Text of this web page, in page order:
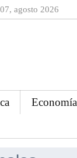
agosto 2026
Economía